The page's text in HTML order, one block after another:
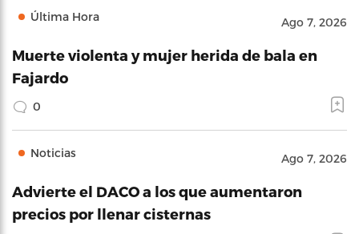
Última Hora Ago 7, 2026
Muerte violenta y mujer herida de bala en
Fajardo
0
Noticias Ago 7, 2026
Advierte el DACO a los que aumentaron
precios por llenar cisternas